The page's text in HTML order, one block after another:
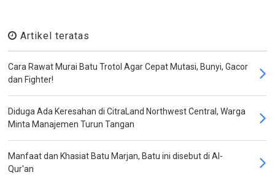
Artikel teratas
Cara Rawat Murai Batu Trotol Agar Cepat Mutasi, Bunyi, Gacor
dan Fighter!
Diduga Ada Keresahan di CitraLand Northwest Central, Warga
Minta Manajemen Turun Tangan
Manfaat dan Khasiat Batu Marjan, Batu ini disebut di Al-
Qur'an